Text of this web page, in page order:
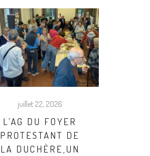
juillet 22, 2026
L’AG DU FOYER
PROTESTANT DE
LA DUCHÈRE,UN